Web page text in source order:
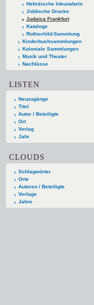
Hebräische Inkunabeln
Jiddische Drucke
Judaica Frankfurt
Kataloge
Rothschild-Sammlung
Kinderbuchsammlungen
Koloniale Sammlungen
Musik und Theater
Nachlässe
LISTEN
Neuzugänge
Titel
Autor / Beteiligte
Ort
Verlag
Jahr
CLOUDS
Schlagwörter
Orte
Autoren / Beteiligte
Verlage
Jahre